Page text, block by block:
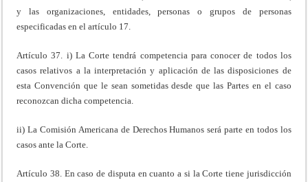
y las organizaciones, entidades, personas o grupos de personas
especificadas en el artículo 17.
Artículo 37. i) La Corte tendrá competencia para conocer de todos los
casos relativos a la interpretación y aplicación de las disposiciones de
esta Convención que le sean sometidas desde que las Partes en el caso
reconozcan dicha competencia.
ii) La Comisión Americana de Derechos Humanos será parte en todos los
casos ante la Corte.
Artículo 38. En caso de disputa en cuanto a si la Corte tiene jurisdicción